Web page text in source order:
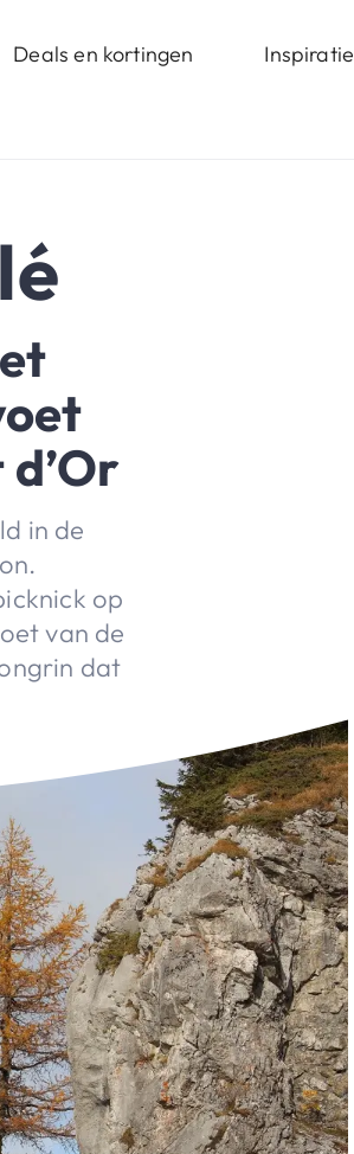
Deals en kortingen Inspiratie
in de
op
van de
dat